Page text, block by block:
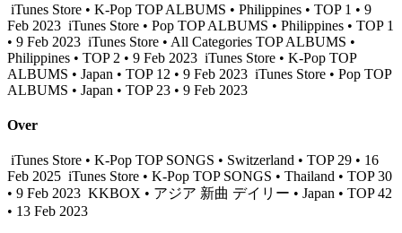
iTunes Store • K-Pop TOP ALBUMS • Philippines • TOP 1 • 9
Feb 2023 iTunes Store • Pop TOP ALBUMS • Philippines • TOP 1
• 9 Feb 2023 iTunes Store • All Categories TOP ALBUMS •
Philippines • TOP 2 • 9 Feb 2023 iTunes Store • K-Pop TOP
ALBUMS • Japan • TOP 12 • 9 Feb 2023 iTunes Store • Pop TOP
ALBUMS • Japan • TOP 23 • 9 Feb 2023
Over
iTunes Store • K-Pop TOP SONGS • Switzerland • TOP 29 • 16
Feb 2025 iTunes Store • K-Pop TOP SONGS • Thailand • TOP 30
• 9 Feb 2023 KKBOX • アジア 新曲 デイリー • Japan • TOP 42
• 13 Feb 2023